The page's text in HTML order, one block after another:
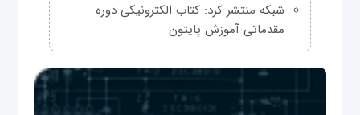
شبکه منتشر کرد: کتاب الکترونیکی دوره
مقدماتی آموزش پایتون